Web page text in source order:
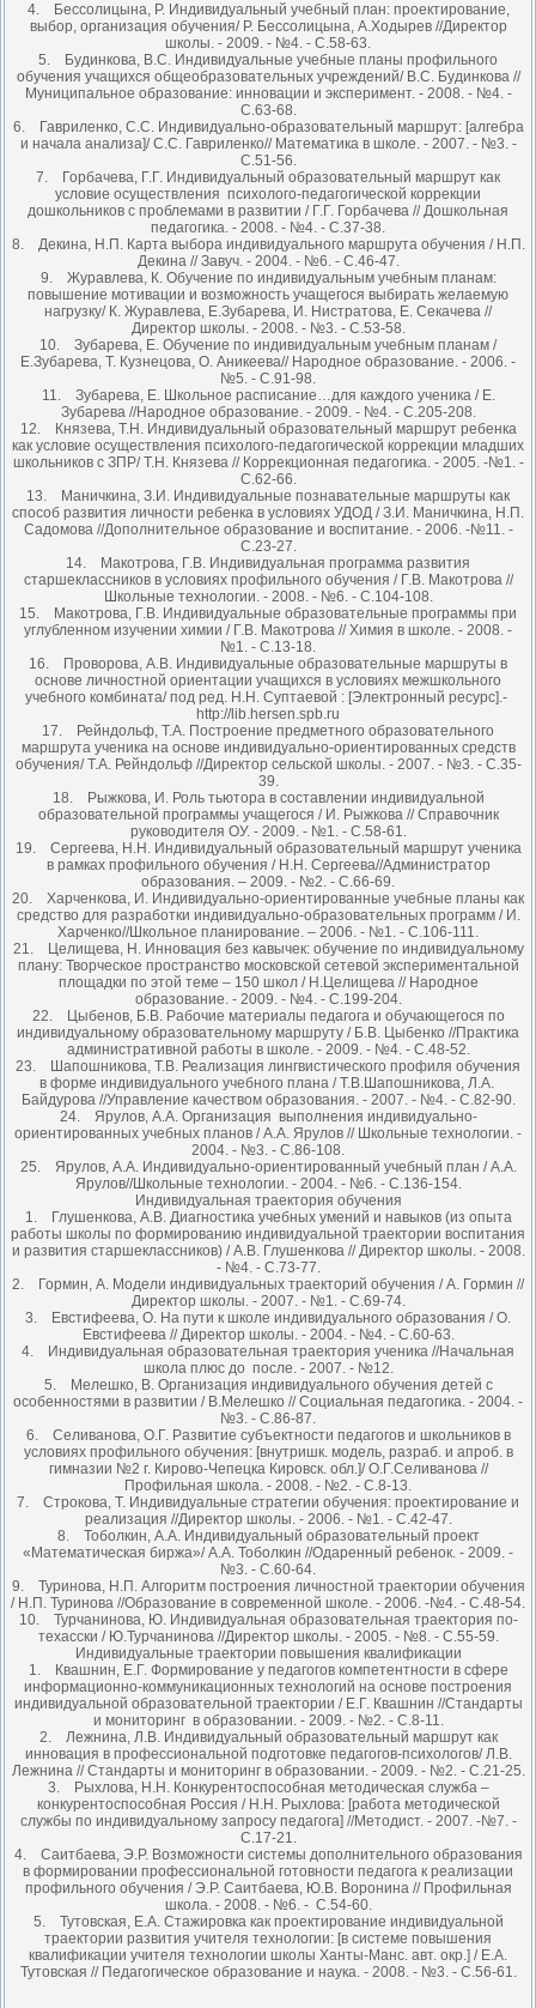
4. Бессолицына, Р. Индивидуальный учебный план: проектирование,
выбор, организация обучения/ Р. Бессолицына, А.Ходырев //Директор
школы. - 2009. - №4. - С.58-63.
5. Будинкова, В.С. Индивидуальные учебные планы профильного
обучения учащихся общеобразовательных учреждений/ В.С. Будинкова //
Муниципальное образование: инновации и эксперимент. - 2008. - №4. -
С.63-68.
6. Гавриленко, С.С. Индивидуально-образовательный маршрут: [алгебра
и начала анализа]/ С.С. Гавриленко// Математика в школе. - 2007. - №3. -
С.51-56.
7. Горбачева, Г.Г. Индивидуальный образовательный маршрут как
условие осуществления психолого-педагогической коррекции
дошкольников с проблемами в развитии / Г.Г. Горбачева // Дошкольная
педагогика. - 2008. - №4. - С.37-38.
8. Декина, Н.П. Карта выбора индивидуального маршрута обучения / Н.П.
Декина // Завуч. - 2004. - №6. - С.46-47.
9. Журавлева, К. Обучение по индивидуальным учебным планам:
повышение мотивации и возможность учащегося выбирать желаемую
нагрузку/ К. Журавлева, Е.Зубарева, И. Нистратова, Е. Секачева //
Директор школы. - 2008. - №3. - С.53-58.
10. Зубарева, Е. Обучение по индивидуальным учебным планам /
Е.Зубарева, Т. Кузнецова, О. Аникеева// Народное образование. - 2006. -
№5. - С.91-98.
11. Зубарева, Е. Школьное расписание…для каждого ученика / Е.
Зубарева //Народное образование. - 2009. - №4. - С.205-208.
12. Князева, Т.Н. Индивидуальный образовательный маршрут ребенка
как условие осуществления психолого-педагогической коррекции младших
школьников с ЗПР/ Т.Н. Князева // Коррекционная педагогика. - 2005. -№1. -
С.62-66.
13. Маничкина, З.И. Индивидуальные познавательные маршруты как
способ развития личности ребенка в условиях УДОД / З.И. Маничкина, Н.П.
Садомова //Дополнительное образование и воспитание. - 2006. -№11. -
С.23-27.
14. Макотрова, Г.В. Индивидуальная программа развития
старшеклассников в условиях профильного обучения / Г.В. Макотрова //
Школьные технологии. - 2008. - №6. - С.104-108.
15. Макотрова, Г.В. Индивидуальные образовательные программы при
углубленном изучении химии / Г.В. Макотрова // Химия в школе. - 2008. -
№1. - С.13-18.
16. Проворова, А.В. Индивидуальные образовательные маршруты в
основе личностной ориентации учащихся в условиях межшкольного
учебного комбината/ под ред. Н.Н. Суптаевой : [Электронный ресурс].-
http://lib.hersen.spb.ru
17. Рейндольф, Т.А. Построение предметного образовательного
маршрута ученика на основе индивидуально-ориентированных средств
обучения/ Т.А. Рейндольф //Директор сельской школы. - 2007. - №3. - С.35-
39.
18. Рыжкова, И. Роль тьютора в составлении индивидуальной
образовательной программы учащегося / И. Рыжкова // Справочник
руководителя ОУ. - 2009. - №1. - С.58-61.
19. Сергеева, Н.Н. Индивидуальный образовательный маршрут ученика
в рамках профильного обучения / Н.Н. Сергеева//Администратор
образования. – 2009. - №2. - С.66-69.
20. Харченкова, И. Индивидуально-ориентированные учебные планы как
средство для разработки индивидуально-образовательных программ / И.
Харченко//Школьное планирование. – 2006. - №1. - С.106-111.
21. Целищева, Н. Инновация без кавычек: обучение по индивидуальному
плану: Творческое пространство московской сетевой экспериментальной
площадки по этой теме – 150 школ / Н.Целищева // Народное
образование. - 2009. - №4. - С.199-204.
22. Цыбенов, Б.В. Рабочие материалы педагога и обучающегося по
индивидуальному образовательному маршруту / Б.В. Цыбенко //Практика
административной работы в школе. - 2009. - №4. - С.48-52.
23. Шапошникова, Т.В. Реализация лингвистического профиля обучения
в форме индивидуального учебного плана / Т.В.Шапошникова, Л.А.
Байдурова //Управление качеством образования. - 2007. - №4. - С.82-90.
24. Ярулов, А.А. Организация выполнения индивидуально-
ориентированных учебных планов / А.А. Ярулов // Школьные технологии. -
2004. - №3. - С.86-108.
25. Ярулов, А.А. Индивидуально-ориентированный учебный план / А.А.
Ярулов//Школьные технологии. - 2004. - №6. - С.136-154.
Индивидуальная траектория обучения
1. Глушенкова, А.В. Диагностика учебных умений и навыков (из опыта
работы школы по формированию индивидуальной траектории воспитания
и развития старшеклассников) / А.В. Глушенкова // Директор школы. - 2008.
- №4. - С.73-77.
2. Гормин, А. Модели индивидуальных траекторий обучения / А. Гормин //
Директор школы. - 2007. - №1. - С.69-74.
3. Евстифеева, О. На пути к школе индивидуального образования / О.
Евстифеева // Директор школы. - 2004. - №4. - С.60-63.
4. Индивидуальная образовательная траектория ученика //Начальная
школа плюс до после. - 2007. - №12.
5. Мелешко, В. Организация индивидуального обучения детей с
особенностями в развитии / В.Мелешко // Социальная педагогика. - 2004. -
№3. - С.86-87.
6. Селиванова, О.Г. Развитие субъектности педагогов и школьников в
условиях профильного обучения: [внутришк. модель, разраб. и апроб. в
гимназии №2 г. Кирово-Чепецка Кировск. обл.]/ О.Г.Селиванова //
Профильная школа. - 2008. - №2. - С.8-13.
7. Строкова, Т. Индивидуальные стратегии обучения: проектирование и
реализация //Директор школы. - 2006. - №1. - С.42-47.
8. Тоболкин, А.А. Индивидуальный образовательный проект
«Математическая биржа»/ А.А. Тоболкин //Одаренный ребенок. - 2009. -
№3. - С.60-64.
9. Туринова, Н.П. Алгоритм построения личностной траектории обучения
/ Н.П. Туринова //Образование в современной школе. - 2006. -№4. - С.48-54.
10. Турчанинова, Ю. Индивидуальная образовательная траектория по-
техасски / Ю.Турчанинова //Директор школы. - 2005. - №8. - С.55-59.
Индивидуальные траектории повышения квалификации
1. Квашнин, Е.Г. Формирование у педагогов компетентности в сфере
информационно-коммуникационных технологий на основе построения
индивидуальной образовательной траектории / Е.Г. Квашнин //Стандарты
и мониторинг в образовании. - 2009. - №2. - С.8-11.
2. Лежнина, Л.В. Индивидуальный образовательный маршрут как
инновация в профессиональной подготовке педагогов-психологов/ Л.В.
Лежнина // Стандарты и мониторинг в образовании. - 2009. - №2. - С.21-25.
3. Рыхлова, Н.Н. Конкурентоспособная методическая служба –
конкурентоспособная Россия / Н.Н. Рыхлова: [работа методической
службы по индивидуальному запросу педагога] //Методист. - 2007. -№7. -
С.17-21.
4. Саитбаева, Э.Р. Возможности системы дополнительного образования
в формировании профессиональной готовности педагога к реализации
профильного обучения / Э.Р. Саитбаева, Ю.В. Воронина // Профильная
школа. - 2008. - №6. - С.54-60.
5. Тутовская, Е.А. Стажировка как проектирование индивидуальной
траектории развития учителя технологии: [в системе повышения
квалификации учителя технологии школы Ханты-Манс. авт. окр.] / Е.А.
Тутовская // Педагогическое образование и наука. - 2008. - №3. - С.56-61.